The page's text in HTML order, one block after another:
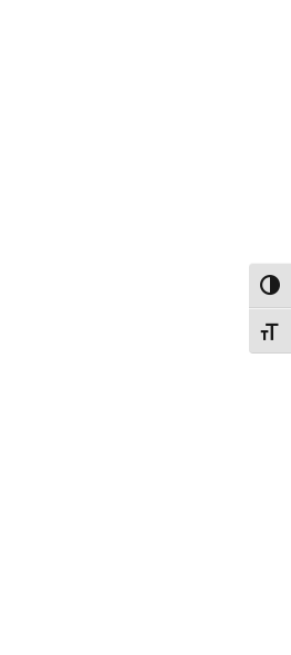
הפעל/כבה ניגודיות גבוהה
מתג גודל גופן